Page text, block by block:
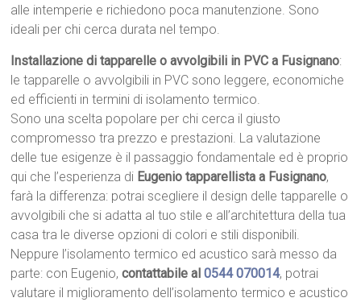
alle intemperie e richiedono poca manutenzione. Sono
ideali per chi cerca durata nel tempo.
Installazione di tapparelle o avvolgibili in PVC a Fusignano:
le tapparelle o avvolgibili in PVC sono leggere, economiche
ed efficienti in termini di isolamento termico.
Sono una scelta popolare per chi cerca il giusto
compromesso tra prezzo e prestazioni. La valutazione
delle tue esigenze è il passaggio fondamentale ed è proprio
qui che l’esperienza di Eugenio tapparellista a Fusignano,
farà la differenza: potrai scegliere il design delle tapparelle o
avvolgibili che si adatta al tuo stile e all’architettura della tua
casa tra le diverse opzioni di colori e stili disponibili.
Neppure l’isolamento termico ed acustico sarà messo da
parte: con Eugenio,contattabile al0544 070014, potrai
valutare il miglioramento dell’isolamento termico e acustico